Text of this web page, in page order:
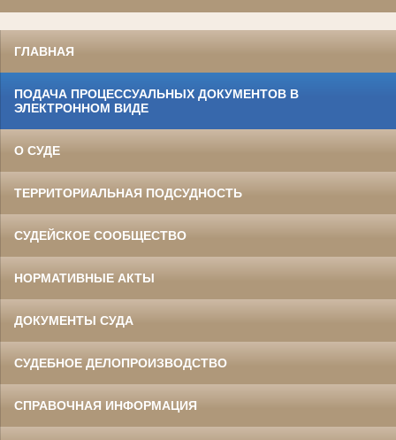
ГЛАВНАЯ
ПОДАЧА ПРОЦЕССУАЛЬНЫХ ДОКУМЕНТОВ В
ЭЛЕКТРОННОМ ВИДЕ
О СУДЕ
ТЕРРИТОРИАЛЬНАЯ ПОДСУДНОСТЬ
СУДЕЙСКОЕ СООБЩЕСТВО
НОРМАТИВНЫЕ АКТЫ
ДОКУМЕНТЫ СУДА
СУДЕБНОЕ ДЕЛОПРОИЗВОДСТВО
СПРАВОЧНАЯ ИНФОРМАЦИЯ